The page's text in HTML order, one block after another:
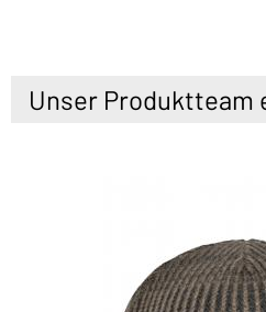
Unser Produktteam